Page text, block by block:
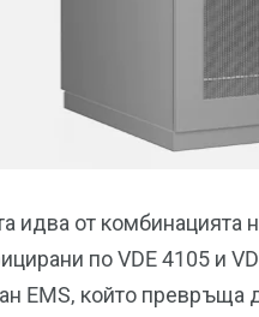
идва от
по VDE 4105 и
EMS, който превръща